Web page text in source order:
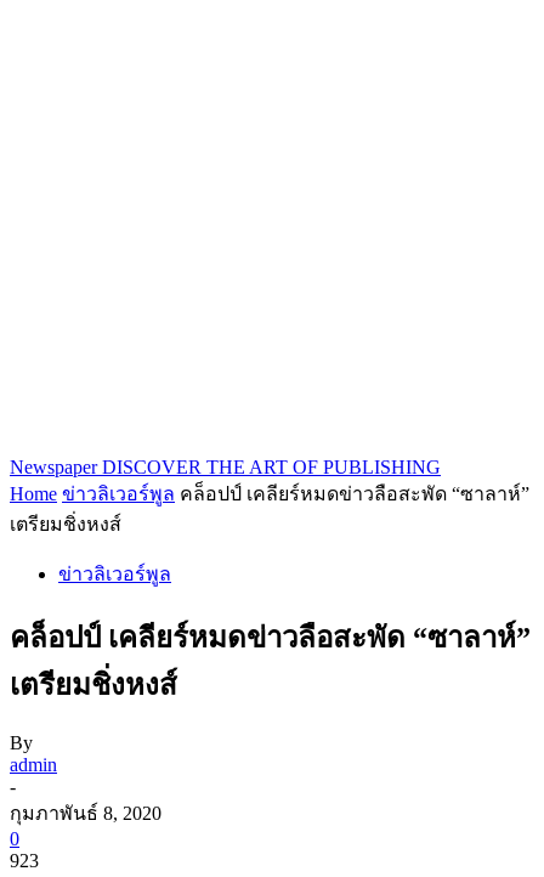
Newspaper DISCOVER THE ART OF PUBLISHING
Home ข่าวลิเวอร์พูล คล็อปป์ เคลียร์หมดข่าวลือสะพัด “ซาลาห์”
เตรียมชิ่งหงส์
ข่าวลิเวอร์พูล
คล็อปป์ เคลียร์หมดข่าวลือสะพัด “ซาลาห์”
เตรียมชิ่งหงส์
By
admin
-
กุมภาพันธ์ 8, 2020
0
923